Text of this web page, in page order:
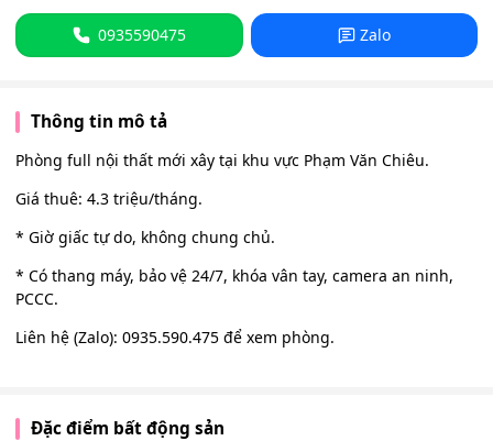
0935590475 Zalo
Thông tin mô tả
Phòng full nội thất mới xây tại khu vực Phạm Văn Chiêu.
Giá thuê: 4.3 triệu/tháng.
* Giờ giấc tự do, không chung chủ.
* Có thang máy, bảo vệ 24/7, khóa vân tay, camera an ninh,
PCCC.
Liên hệ (Zalo): 0935.590.475 để xem phòng.
Đặc điểm bất động sản